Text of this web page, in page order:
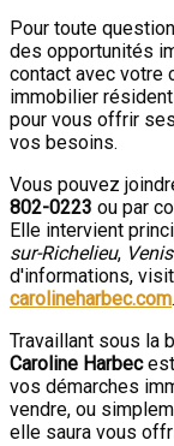
Pour toute
des opportunités
contact avec votre
immobilier
pour vous offrir
vos besoins.
Vous pouvez
802-0223 ou par
Elle intervient
sur-Richelieu,
d'informations,
carolineharbec.com.
Travaillant sous la
Caroline Harbecest
vos démarches
vendre, ou
elle saura vous